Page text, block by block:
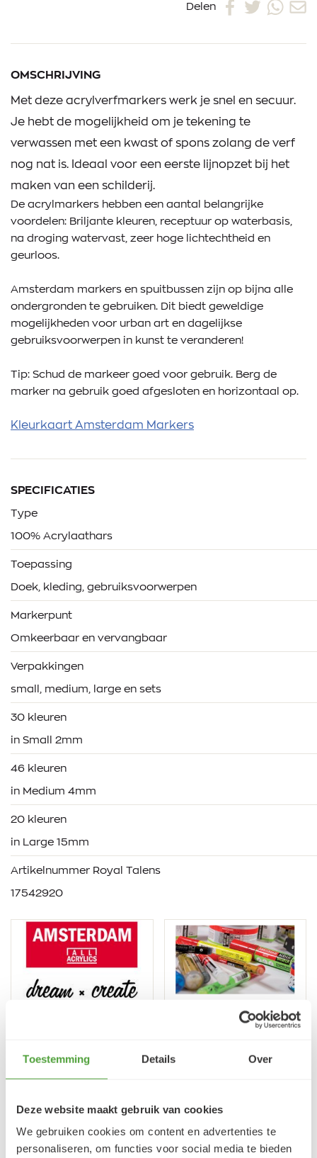
Toestemming Details Over
Deze website maakt gebruik van cookies
We gebruiken cookies om content en advertenties te
personaliseren, om functies voor social media te bieden
Delen
OMSCHRIJVING
Met deze acrylverfmarkers werk je snel en secuur.
Je hebt de mogelijkheid om je tekening te
verwassen met een kwast of spons zolang de verf
nog nat is. Ideaal voor een eerste lijnopzet bij het
maken van een schilderij.
De acrylmarkers hebben een aantal belangrijke
voordelen: Briljante kleuren, receptuur op waterbasis,
na droging watervast, zeer hoge lichtechtheid en
geurloos.
Amsterdam markers en spuitbussen zijn op bijna alle
ondergronden te gebruiken. Dit biedt geweldige
mogelijkheden voor urban art en dagelijkse
gebruiksvoorwerpen in kunst te veranderen!
Tip: Schud de markeer goed voor gebruik. Berg de
marker na gebruik goed afgesloten en horizontaal op.
Kleurkaart Amsterdam Markers
SPECIFICATIES
Type
100% Acrylaathars
Toepassing
Doek, kleding, gebruiksvoorwerpen
Markerpunt
Omkeerbaar en vervangbaar
Verpakkingen
small, medium, large en sets
30 kleuren
in Small 2mm
46 kleuren
in Medium 4mm
20 kleuren
in Large 15mm
Artikelnummer Royal Talens
17542920
VRAGEN?
E-mail:verfze@geurtjansen.nl
Bereikbaar ma 13:30-17:30; di-vr 9:00-17:30; za 9:00-
17:00u